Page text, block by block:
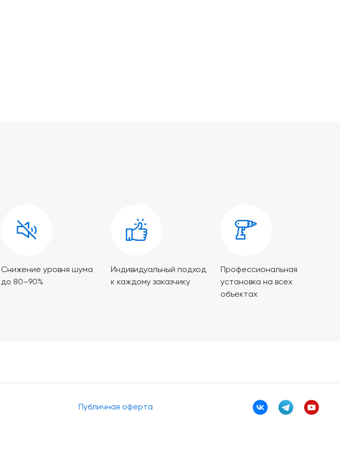
Снижение уровня шума
до 80–90%
Индивидуальный подход
к каждому заказчику
Профессиональная
установка на всех
объектах
Публичная оферта